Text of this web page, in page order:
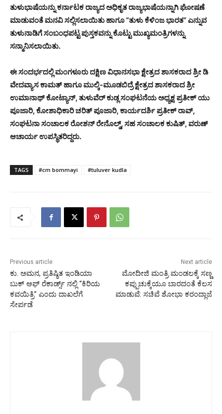
ತುಳುಭಾಷೆಯನ್ನು ಕರ್ನಾಟಕ ರಾಜ್ಯದ ಅಧಿಕೃತ ರಾಜ್ಯಭಾಷೆಯನ್ನಾಗಿ ಘೋಷಣೆ
ಮಾಡುವಂತೆ ಮನವಿ ಸಲ್ಲಿಸಲಾಯಿತು ಹಾಗೂ “ತುಳು ಕೆಳಿಂಜ ಭಾರತ” ಎನ್ನುವ
ತುಳುನಾಡಿಗೆ ಸಂಬಂಧಪಟ್ಟ ಪುಸ್ತಕವನ್ನು ಕೊಟ್ಟು ಮುಖ್ಯಮಂತ್ರಿಗಳನ್ನು
ಸನ್ಮಾನಿಸಲಾಯಿತು.
ಈ ಸಂದರ್ಭದಲ್ಲಿ ಮಂಗಳೂರು ದಕ್ಷಿಣ ವಿಧಾನಸಭಾ ಕ್ಷೇತ್ರದ ಶಾಸಕರಾದ ಶ್ರೀ ಡಿ
ವೇದವ್ಯಾಸ ಕಾಮತ್ ಹಾಗೂ ಮುಲ್ಕಿ-ಮೂಡಬಿದ್ರೆ ಕ್ಷೇತ್ರದ ಶಾಸಕರಾದ ಶ್ರೀ
ಉಮಾನಾಥ್ ಕೋಟ್ಯಾನ್, ತುಳುವೆರ್ ಕುಡ್ಲ ಸಂಘಟನೆಯ ಅಧ್ಯಕ್ಷ ಪ್ರತೀಕ್ ಯು
ಪೂಜಾರಿ, ಕೋಶಾಧಿಕಾರಿ ಚರಿತ್ ಪೂಜಾರಿ, ಕಾರ್ಯದರ್ಶಿ ಪ್ರತೀಕ್ ರಾವ್,
ಸಂಘಟನಾ ಸಂಚಾಲಕ ರೋಶನ್ ರೇನೊಲ್ಡ್, ಸಹ ಸಂಚಾಲಕ ಕುಷಿತ್, ವರುಣ್
ಆಚಾರ್ಯ ಉಪಸ್ಥಿತರಿದ್ದರು.
TAGS #cm bommayi #tuluver kudla
Previous article
ಕು. ಅಮನ, ಪ್ರತಿಷ್ಠಿತ ಇಂಡಿಯಾ
ಬುಕ್ ಆಫ್ ರೆಕಾರ್ಡ್ಸ್ ನಲ್ಲಿ “ಕಿರಿಯ
ಕವಯಿತ್ರಿ” ಎಂದು ದಾಖಲೆಗೆ
ಸೇರ್ಪಡೆ
Next article
ಮೋದೀಜಿ ಮಂತ್ರಿ ಮಂಡಲಕ್ಕೆ ಸಣ್ಣ
ಕಪ್ಪುಚುಕ್ಕೆಯೂ ಬಾರದಂತೆ ಕೆಲಸ
ಮಾಡುವೆ: ಸಚಿವೆ ಶೋಭಾ ಕರಂದ್ಲಾಜೆ